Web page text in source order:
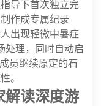
导下首次独立完
作成专属纪录
出现轻微中暑症
处理，同时自动启
员继续原定的石
。
解读深度游